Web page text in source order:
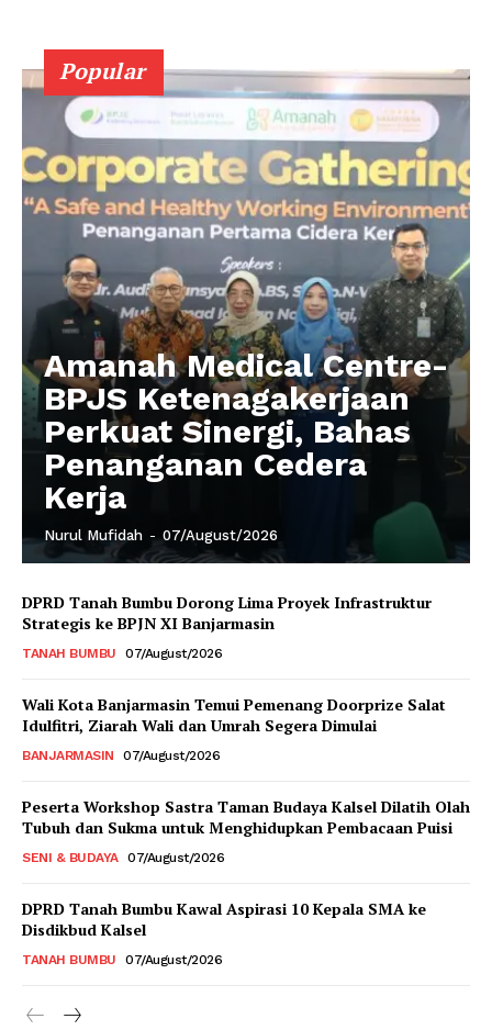
Popular
Amanah Medical Centre-
BPJS Ketenagakerjaan
Perkuat Sinergi, Bahas
Penanganan Cedera
Kerja
Nurul Mufidah - 07/August/2026
DPRD Tanah Bumbu Dorong Lima Proyek Infrastruktur
Strategis ke BPJN XI Banjarmasin
TANAH BUMBU 07/August/2026
Wali Kota Banjarmasin Temui Pemenang Doorprize Salat
Idulfitri, Ziarah Wali dan Umrah Segera Dimulai
BANJARMASIN 07/August/2026
Peserta Workshop Sastra Taman Budaya Kalsel Dilatih Olah
Tubuh dan Sukma untuk Menghidupkan Pembacaan Puisi
SENI & BUDAYA 07/August/2026
DPRD Tanah Bumbu Kawal Aspirasi 10 Kepala SMA ke
Disdikbud Kalsel
TANAH BUMBU 07/August/2026